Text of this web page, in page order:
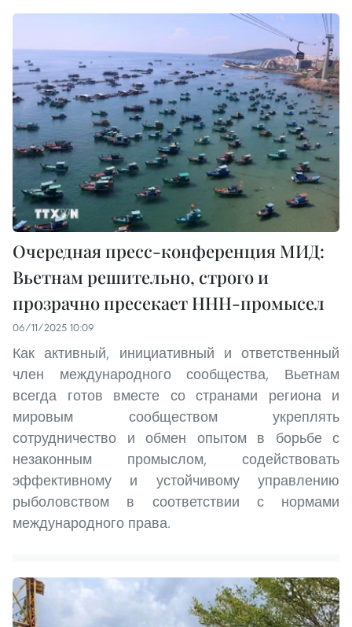
Очередная пресс-конференция МИД:
Вьетнам решительно, строго и
прозрачно пресекает ННН-промысел
06/11/2025 10:09
Как активный, инициативный и ответственный
член международного сообщества, Вьетнам
всегда готов вместе со странами региона и
мировым сообществом укреплять
сотрудничество и обмен опытом в борьбе с
незаконным промыслом, содействовать
эффективному и устойчивому управлению
рыболовством в соответствии с нормами
международного права.